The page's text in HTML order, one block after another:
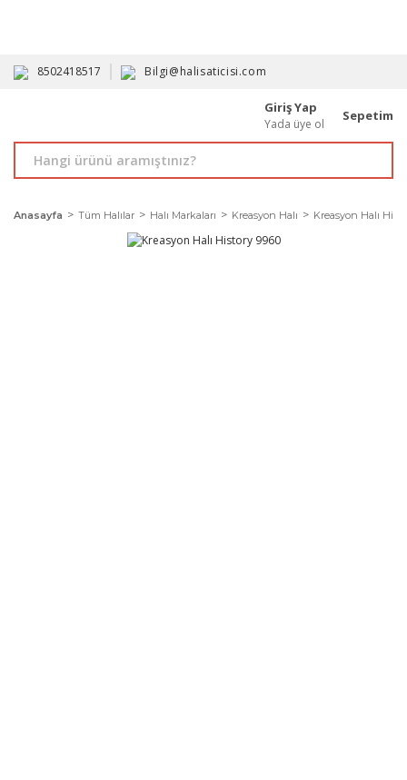
8502418517 Bilgi@halisaticisi.com
Giriş Yap
Yada üye ol
Sepetim
Anasayfa Tüm Halılar Halı Markaları Kreasyon Halı Kreasyon Halı